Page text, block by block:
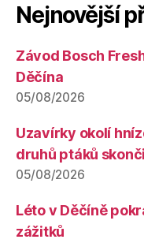
Nejnovější
Závod Bosch
Děčína
05/08/2026
Uzavírky okolí
druhů ptáků
05/08/2026
Léto v Děčíně
zážitků